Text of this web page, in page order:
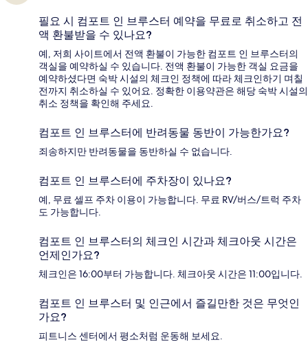
필요 시 컴포트 인 브루스터 예약을 무료로 취소하고 전
액 환불받을 수 있나요?
예, 저희 사이트에서 전액 환불이 가능한 컴포트 인 브루스터의
객실을 예약하실 수 있습니다. 전액 환불이 가능한 객실 요금을
예약하셨다면 숙박 시설의 체크인 정책에 따라 체크인하기 며칠
전까지 취소하실 수 있어요. 정확한 이용약관은 해당 숙박 시설의
취소 정책을 확인해 주세요.
컴포트 인 브루스터에 반려동물 동반이 가능한가요?
죄송하지만 반려동물을 동반하실 수 없습니다.
컴포트 인 브루스터에 주차장이 있나요?
예, 무료 셀프 주차 이용이 가능합니다. 무료 RV/버스/트럭 주차
도 가능합니다.
컴포트 인 브루스터의 체크인 시간과 체크아웃 시간은
언제인가요?
체크인은 16:00부터 가능합니다. 체크아웃 시간은 11:00입니다.
컴포트 인 브루스터 및 인근에서 즐길만한 것은 무엇인
가요?
피트니스 센터에서 평소처럼 운동해 보세요.